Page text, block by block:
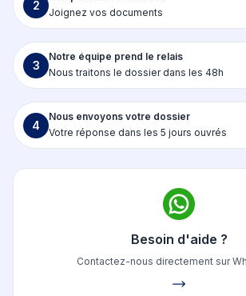
2
Joignez vos documents
3
Notre équipe prend le relais
Nous traitons le dossier dans les 48h
4
Nous envoyons votre dossier
Votre réponse dans les 5 jours ouvrés
Besoin d'aide ?
Contactez-nous directement sur